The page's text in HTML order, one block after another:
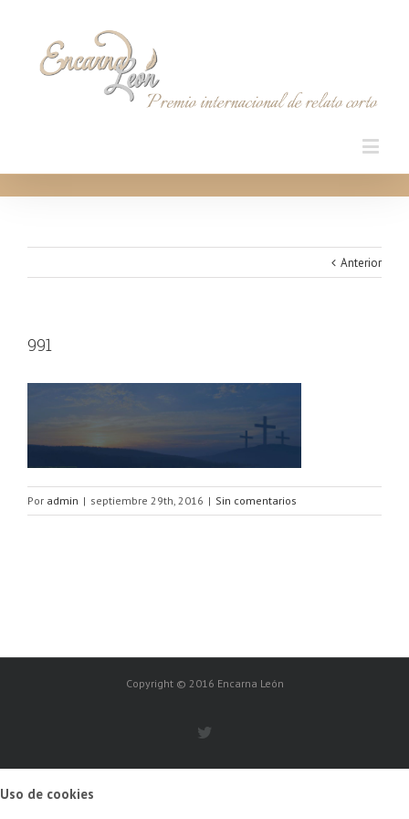
Anterior
991
Por admin | septiembre 29th, 2016 | Sin comentarios
Copyright © 2016 Encarna León
Uso de cookies